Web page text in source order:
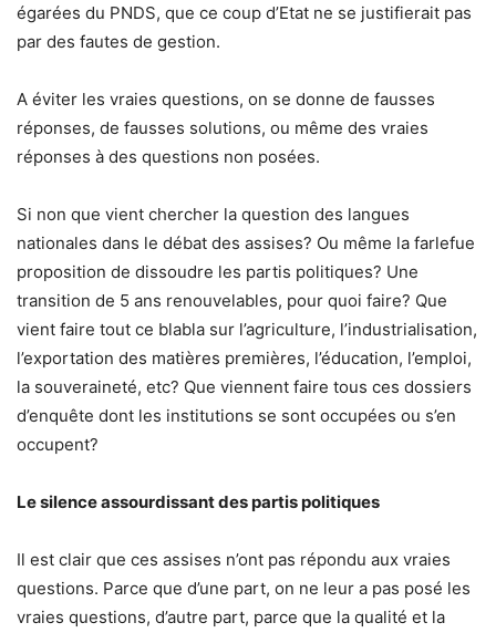
égarées du PNDS, que ce coup d’Etat ne se justifierait pas
par des fautes de gestion.
A éviter les vraies questions, on se donne de fausses
réponses, de fausses solutions, ou même des vraies
réponses à des questions non posées.
Si non que vient chercher la question des langues
nationales dans le débat des assises? Ou même la farlefue
proposition de dissoudre les partis politiques? Une
transition de 5 ans renouvelables, pour quoi faire? Que
vient faire tout ce blabla sur l’agriculture, l’industrialisation,
l’exportation des matières premières, l’éducation, l’emploi,
la souveraineté, etc? Que viennent faire tous ces dossiers
d’enquête dont les institutions se sont occupées ou s’en
occupent?
Le silence assourdissant des partis politiques
Il est clair que ces assises n’ont pas répondu aux vraies
questions. Parce que d’une part, on ne leur a pas posé les
vraies questions, d’autre part, parce que la qualité et la